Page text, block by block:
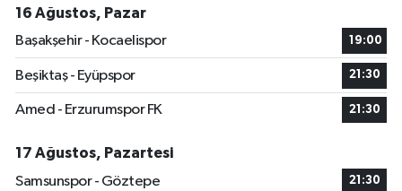
16 Ağustos, Pazar
Başakşehir - Kocaelispor
19:00
Beşiktaş - Eyüpspor 21:30
Amed - Erzurumspor FK 21:30
17 Ağustos, Pazartesi
Samsunspor - Göztepe
21:30